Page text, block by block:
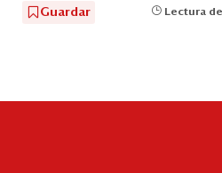
Guardar Lectura de